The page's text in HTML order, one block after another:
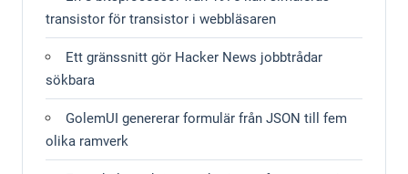
transistor för transistor i webbläsaren
Ett gränssnitt gör Hacker News jobbtrådar
sökbara
GolemUI genererar formulär från JSON till fem
olika ramverk